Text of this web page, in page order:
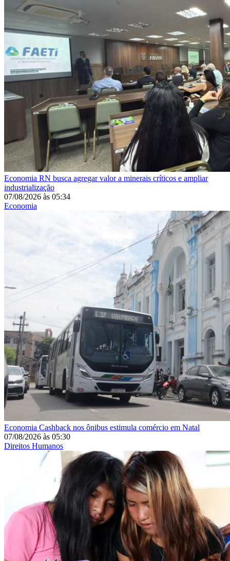
Economia RN busca agregar valor a minerais críticos e ampliar
industrialização
07/08/2026 às 05:34
Economia
Economia Cashback nos ônibus estimula comércio em Natal
07/08/2026 às 05:30
Direitos Humanos